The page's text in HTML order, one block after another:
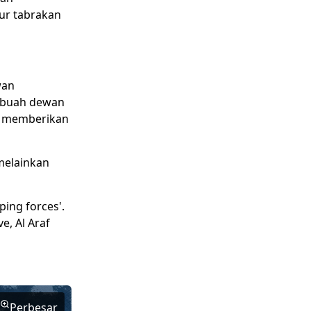
tabrakan
dewan
forces'.
Al Araf
Perbesar